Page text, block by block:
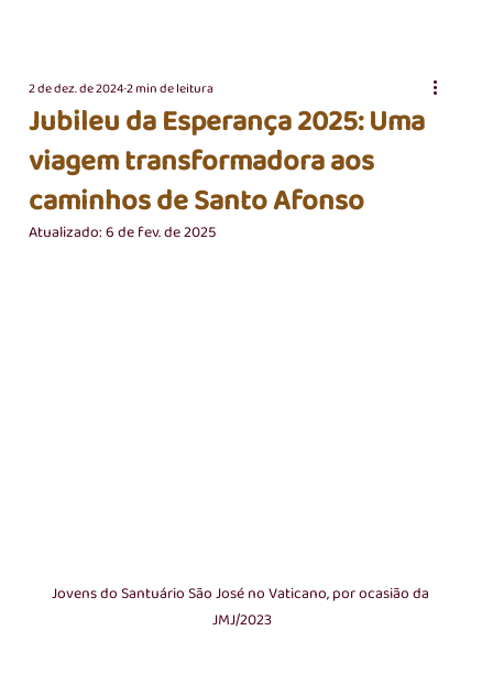
Jubileu da Esperança 2025: Uma
viagem transformadora aos
caminhos de Santo Afonso
2 de dez. de 20242 min de leitura
Atualizado:6 de fev. de 2025
Jovens do Santuário São José no Vaticano, por ocasião da
JMJ/2023